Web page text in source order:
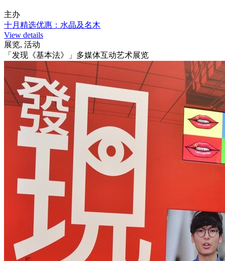
主办
十月精选优惠：水晶及名木
View details
展览, 活动
「发现《基本法》」多媒体互动艺术展览